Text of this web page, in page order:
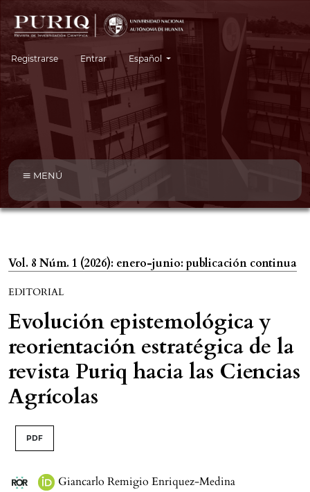
Registrarse Entrar Cambiar el idioma. El idioma actual es:
Español
MENÚ
Vol. 8 Núm. 1 (2026): enero-junio: publicación continua
EDITORIAL
Evolución epistemológica y
reorientación estratégica de la
revista Puriq hacia las Ciencias
Agrícolas
PDF
Giancarlo Remigio Enriquez-Medina